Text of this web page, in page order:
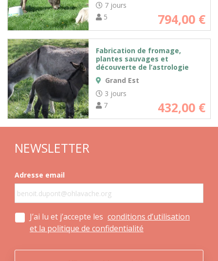
7 jours
5
794,00 €
Fabrication de fromage,
plantes sauvages et
découverte de l’astrologie
Grand Est
3 jours
7
432,00 €
NEWSLETTER
Adresse email
J’ai lu et j’accepte les conditions d’utilisation
et la politique de confidentialité